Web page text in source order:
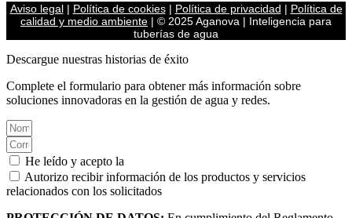
Aviso legal| Política de cookies| Política de privacidad | Política de
calidad y medio ambiente | © 2025 Aganova | Inteligencia para
tuberías de agua
Descargue nuestras historias de éxito
Complete el formulario para obtener más información sobre
soluciones innovadoras en la gestión de agua y redes.
He leído y acepto la
Autorizo recibir información de los productos y servicios
relacionados con los solicitados